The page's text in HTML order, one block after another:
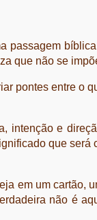
passagem
que não se
pontes entre o
intenção e
que será
em um cartão,
não é